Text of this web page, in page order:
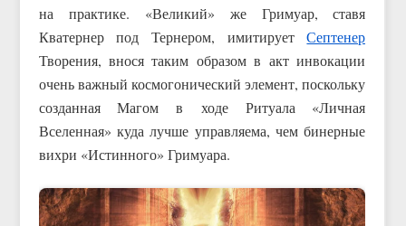
на практике. «Великий» же Гримуар, ставя
Кватернер под Тернером, имитируетСептенер
Творения, внося таким образом в акт инвокации
очень важный космогонический элемент, поскольку
созданная Магом в ходе Ритуала «Личная
Вселенная» куда лучше управляема, чем бинерные
вихри «Истинного» Гримуара.